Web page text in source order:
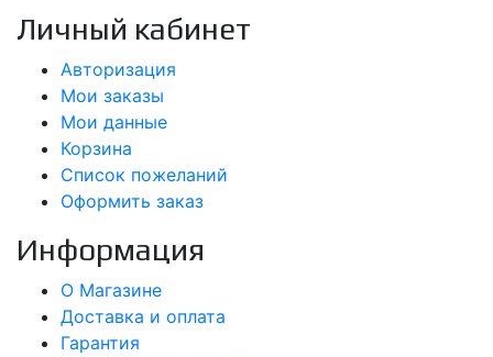
Личный кабинет
Авторизация
Мои заказы
Мои данные
Корзина
Список пожеланий
Оформить заказ
Информация
О Магазине
Доставка и оплата
Гарантия